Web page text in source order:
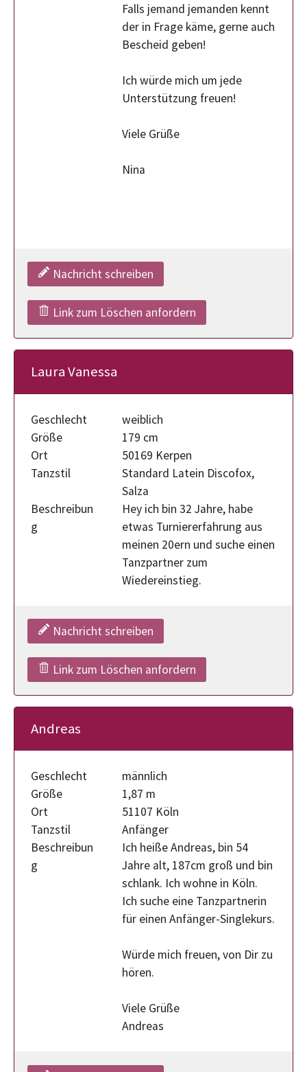
Falls jemand jemanden kennt
der in Frage käme, gerne auch
Bescheid geben!
Ich würde mich um jede
Unterstützung freuen!
Viele Grüße
Nina
Nachricht schreiben
Link zum Löschen anfordern
Laura Vanessa
Geschlecht
weiblich
Größe
179 cm
Ort
50169 Kerpen
Tanzstil
Standard Latein Discofox,
Salza
Beschreibun
g
Hey ich bin 32 Jahre, habe
etwas Turniererfahrung aus
meinen 20ern und suche einen
Tanzpartner zum
Wiedereinstieg.
Nachricht schreiben
Link zum Löschen anfordern
Andreas
Geschlecht
männlich
Größe
1,87 m
Ort
51107 Köln
Tanzstil
Anfänger
Beschreibun
g
Ich heiße Andreas, bin 54
Jahre alt, 187cm groß und bin
schlank. Ich wohne in Köln.
Ich suche eine Tanzpartnerin
für einen Anfänger-Singlekurs.
Würde mich freuen, von Dir zu
hören.
Viele Grüße
Andreas